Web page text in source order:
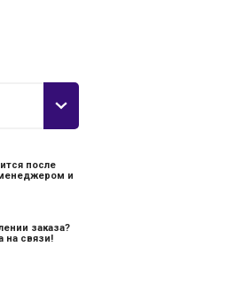
после
и
заказа?
на связи!